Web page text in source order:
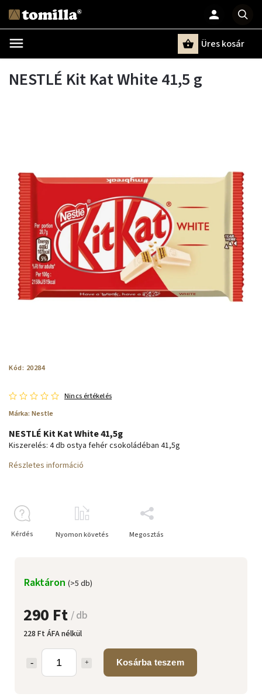
Üres kosár
NESTLÉ Kit Kat White 41,5 g
Kód: 20284
Nincs értékelés
Márka: Nestle
290 Ft / db
228 Ft ÁFA nélkül
Kosárba teszem
Raktáron (>5 db)
NESTLÉ Kit Kat White 41,5g
Kiszerelés: 4 db ostya fehér csokoládéban 41,5g
Részletes információ
Kérdés Nyomon követés Megosztás